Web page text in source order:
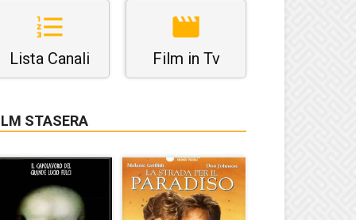
Lista Canali Film in Tv
STASERA